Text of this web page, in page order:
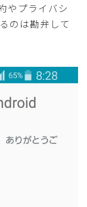
やプライバシ
のは勘弁して